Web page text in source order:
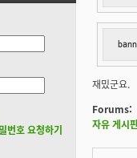
재밌군요.
Forums:
자유 게시
번호 요청하기